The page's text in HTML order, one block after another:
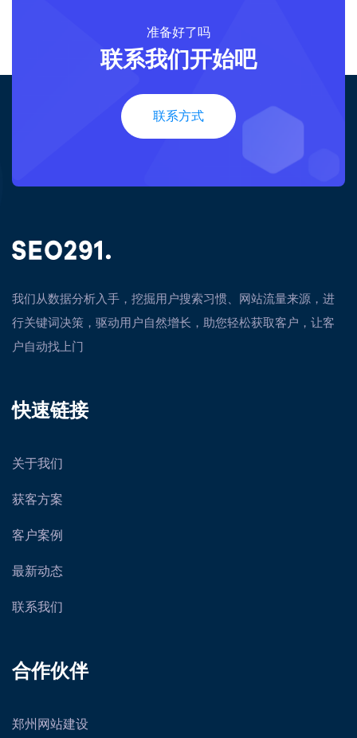
准备好了吗
联系我们开始吧
联系方式
我们从数据分析入手，挖掘用户搜索习惯、网站流量来源，进
行关键词决策，驱动用户自然增长，助您轻松获取客户，让客
户自动找上门
快速链接
关于我们
获客方案
客户案例
最新动态
联系我们
合作伙伴
郑州网站建设